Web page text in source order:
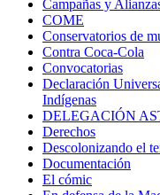
Campañas y
COME
Conservatorios de
Contra Coca-Cola
Convocatorias
Declaración
Indígenas
DELEGACIÓN
Derechos
Descolonizando el
Documentación
El cómic